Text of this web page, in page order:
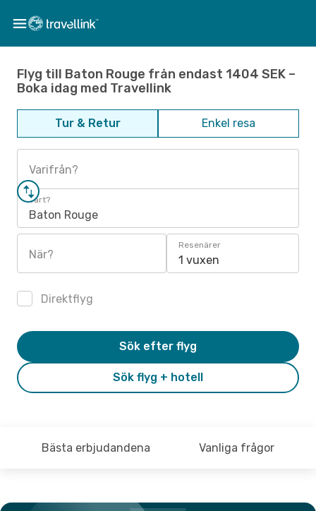
Flyg till Baton Rouge från endast 1404 SEK –
Boka idag med Travellink
Tur & Retur Enkel resa
Varifrån?
Vart?
Baton Rouge
När?
Resenärer
1 vuxen
Direktflyg
Sök flyg + hotell
Sök efter flyg
Bästa erbjudandena Vanliga frågor